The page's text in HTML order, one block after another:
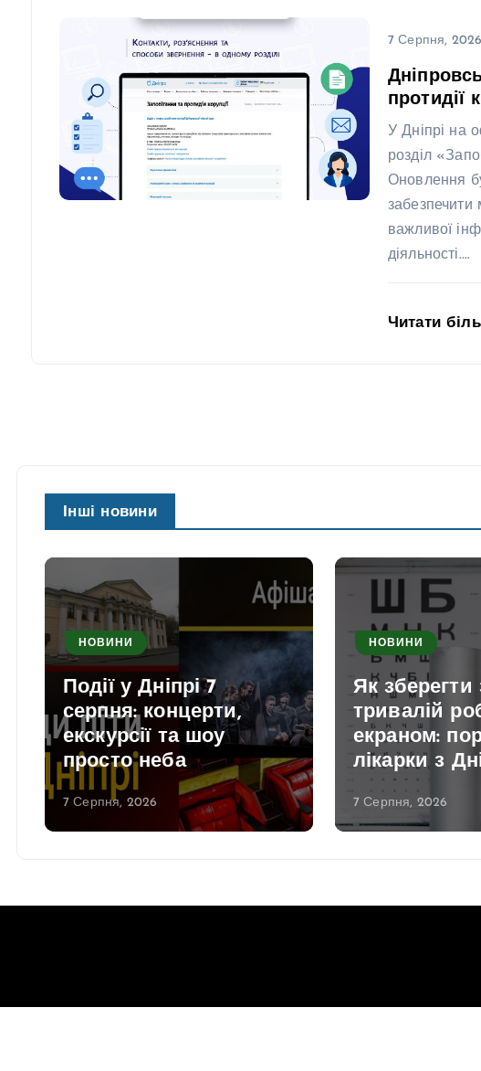
7 Серпня, 2026
протидії
У Дніпрі на
розділ
Оновлення
важливої
діяльності.…
Читати
Інші новини
НОВИНИ
Події у Дніпрі 7
серпня: концерти,
екскурсії та шоу
просто неба
7 Серпня, 2026
НОВИНИ
Як зберегти
тривалій
екраном:
лікарки з
7 Серпня, 2026